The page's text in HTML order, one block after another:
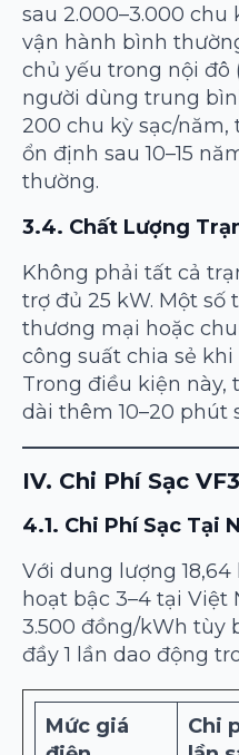
sau 2.000–3.000
vận hành bình
chủ yếu trong nội đô
người dùng trung
200 chu kỳ sạc/
ổn định sau 10–15
thường.
3.4. Chất Lượng
Không phải tất cả
trợ đủ 25 kW. Một số
thương mại hoặc
công suất chia sẻ
Trong điều kiện này,
dài thêm 10–20 phút
IV. Chi Phí Sạc
4.1. Chi Phí Sạc Tại
Với dung lượng
hoạt bậc 3–4 tại Việt
3.500 đồng/kWh tùy
đầy 1 lần dao động
Mức giá
Chi